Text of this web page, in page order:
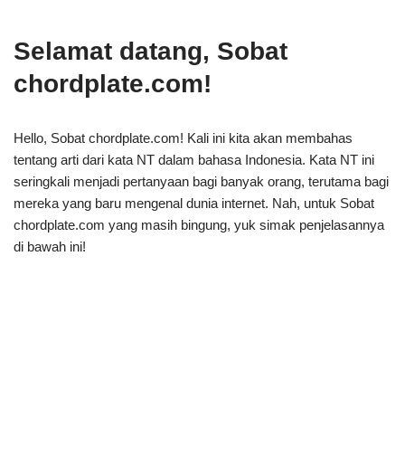
Selamat datang, Sobat
chordplate.com!
Hello, Sobat chordplate.com! Kali ini kita akan membahas
tentang arti dari kata NT dalam bahasa Indonesia. Kata NT ini
seringkali menjadi pertanyaan bagi banyak orang, terutama bagi
mereka yang baru mengenal dunia internet. Nah, untuk Sobat
chordplate.com yang masih bingung, yuk simak penjelasannya
di bawah ini!